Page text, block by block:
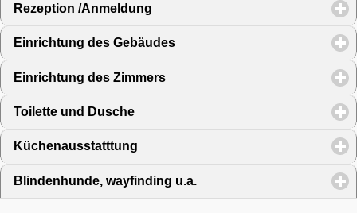
Rezeption /Anmeldung
Einrichtung des Gebäudes
Einrichtung des Zimmers
Toilette und Dusche
Küchenausstatttung
Blindenhunde, wayfinding u.a. click to expand contents